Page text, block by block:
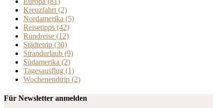
Kreuzfahrt (2)
Nordamerika (5)
Reisetipps (42)
Rundreise (12)
Städtetrip (30)
Strandurlaub (9)
Südamerika (2)
Tagesausflug (1)
Wochenendtrip (2)
Für Newsletter anmelden